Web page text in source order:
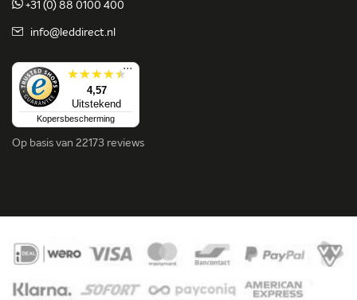
+31 (0) 88 0100 400
info@leddirect.nl
4,57
Uitstekend
...
Kopersbescherming
Op basis van 22173 reviews